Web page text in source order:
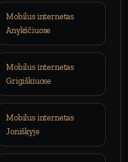
Mobilus internetas
Anykščiuose
Mobilus internetas
Grigiškiuose
Mobilus internetas
Joniškyje